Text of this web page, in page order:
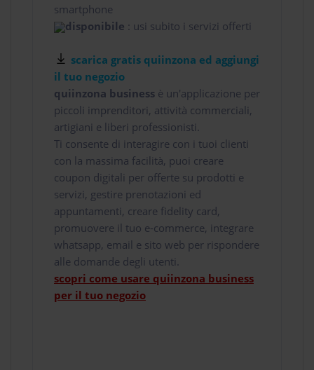
smartphone
disponibile : usi subito i servizi offerti
scarica gratis quiinzona ed aggiungi
il tuo negozio
quiinzona business è un'applicazione per
piccoli imprenditori, attività commerciali,
artigiani e liberi professionisti.
Ti consente di interagire con i tuoi clienti
con la massima facilità, puoi creare
coupon digitali per offerte su prodotti e
servizi, gestire prenotazioni ed
appuntamenti, creare fidelity card,
promuovere il tuo e-commerce, integrare
whatsapp, email e sito web per rispondere
alle domande degli utenti.
scopri come usare quiinzona business
per il tuo negozio